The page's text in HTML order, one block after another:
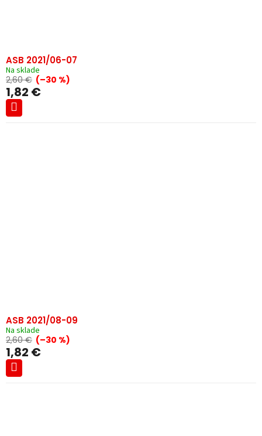
ASB 2021/06-07
Na sklade
2,60 € (–30 %)
1,82 €
ASB 2021/08-09
Na sklade
2,60 € (–30 %)
1,82 €